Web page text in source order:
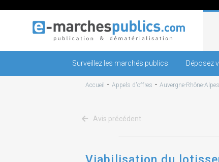
Surveillez les marchés publics Déposez
Accueil - Appels d'offres - Auvergne-Rhône-Alpes
Avis précédent